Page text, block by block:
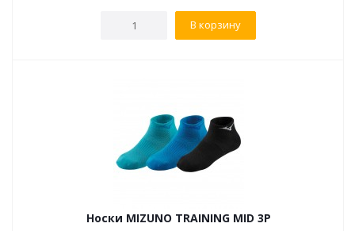
В корзину
Носки MIZUNO TRAINING MID 3P